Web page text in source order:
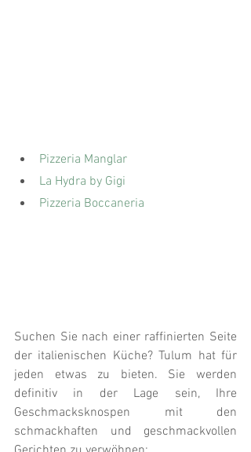
Pizzeria Manglar
La Hydra by Gigi
Pizzeria Boccaneria
Suchen Sie nach einer raffinierten Seite
der italienischen Küche? Tulum hat für
jeden etwas zu bieten. Sie werden
definitiv in der Lage sein, Ihre
Geschmacksknospen mit den
schmackhaften und geschmackvollen